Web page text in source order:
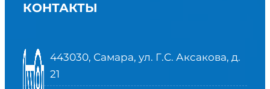
КОНТАКТЫ
443030, Самара, ул. Г.С. Аксакова, д.
21